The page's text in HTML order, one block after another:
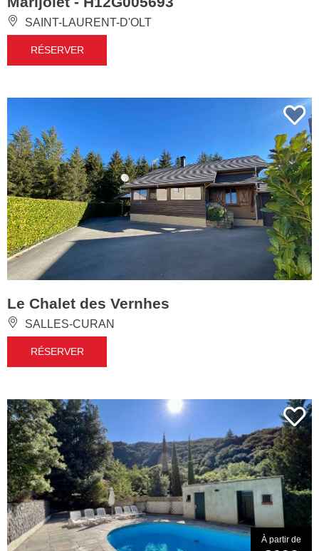
SAINT-LAURENT-D'OLT
RÉSERVER
Le Chalet des Vernhes
SALLES-CURAN
RÉSERVER
À partir de